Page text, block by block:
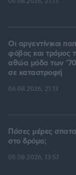
Οι αργεντίνικοι
φόβος και τρόμος
αθώα μόδα των
σε καταστροφή
06.08.2026, 21:13
Πόσες μέρες
στο δρόμο;
05.08.2026, 13:57